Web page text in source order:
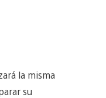
la misma
su